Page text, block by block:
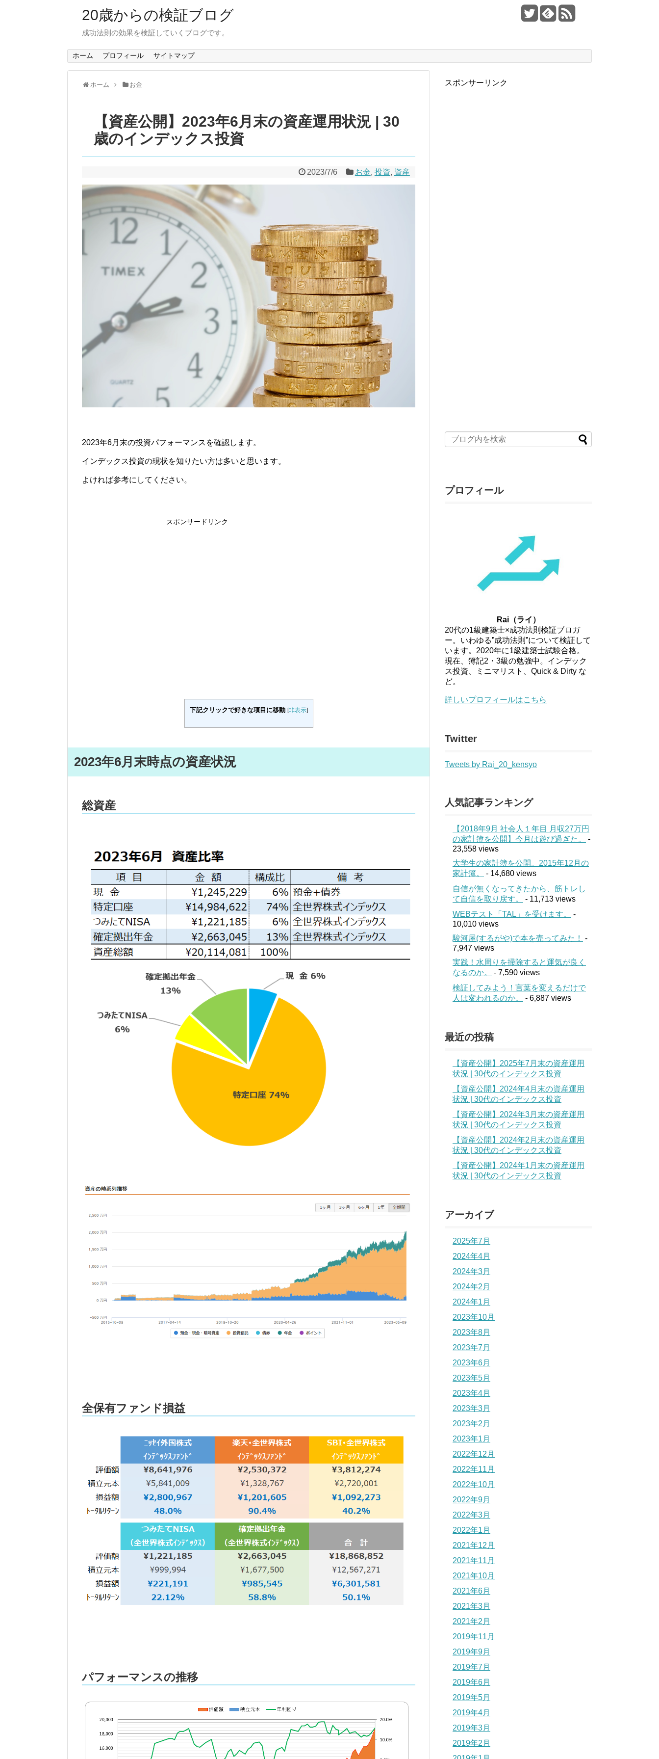
20歳からの検証ブログ
成功法則の効果を検証していくブログです。
ホーム プロフィール サイトマップ
ホーム お金
【資産公開】2023年6月末の資産運用状況 | 30
歳のインデックス投資
2023/7/6 お金, 投資, 資産
2023年6月末の投資パフォーマンスを確認します。
インデックス投資の現状を知りたい方は多いと思います。
よければ参考にしてください。
スポンサードリンク
下記クリックで好きな項目に移動 [非表示]
2023年6月末時点の資産状況
総資産
全保有ファンド損益
パフォーマンスの推移
スポンサーリンク
プロフィール
Rai（ライ）
20代の1級建築士×成功法則検証ブロガ
ー。いわゆる”成功法則”について検証して
います。2020年に1級建築士試験合格。
現在、簿記2・3級の勉強中。インデック
ス投資、ミニマリスト、Quick & Dirty な
ど。
詳しいプロフィールはこちら
Twitter
Tweets by Rai_20_kensyo
人気記事ランキング
【2018年9月 社会人１年目 月収27万円
の家計簿を公開】今月は遊び過ぎた。
-
23,558 views
大学生の家計簿を公開。2015年12月の
家計簿。
- 14,680 views
自信が無くなってきたから、筋トレし
て自信を取り戻す。
- 11,713 views
WEBテスト「TAL」を受けます。
-
10,010 views
駿河屋(するがや)で本を売ってみた！
-
7,947 views
実践！水周りを掃除すると運気が良く
なるのか。
- 7,590 views
検証してみよう！言葉を変えるだけで
人は変われるのか。
- 6,887 views
最近の投稿
【資産公開】2025年7月末の資産運用
状況 | 30代のインデックス投資
【資産公開】2024年4月末の資産運用
状況 | 30代のインデックス投資
【資産公開】2024年3月末の資産運用
状況 | 30代のインデックス投資
【資産公開】2024年2月末の資産運用
状況 | 30代のインデックス投資
【資産公開】2024年1月末の資産運用
状況 | 30代のインデックス投資
アーカイブ
2025年7月
2024年4月
2024年3月
2024年2月
2024年1月
2023年10月
2023年8月
2023年7月
2023年6月
2023年5月
2023年4月
2023年3月
2023年2月
2023年1月
2022年12月
2022年11月
2022年10月
2022年9月
2022年3月
2022年1月
2021年12月
2021年11月
2021年10月
2021年6月
2021年3月
2021年2月
2019年11月
2019年9月
2019年7月
2019年6月
2019年5月
2019年4月
2019年3月
2019年2月